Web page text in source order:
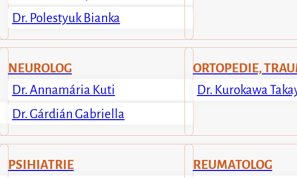
Dr. Polestyuk Bianka
NEUROLOG
Dr. Annamária Kuti
Dr. Gárdián Gabriella
ORTOPEDIE,
Dr. Kurokawa
PSIHIATRIE
REUMATOLOG